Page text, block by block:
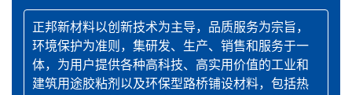
正邦新材料以创新技术为主导，品质服务为宗旨，
环境保护为准则，集研发、生产、销售和服务于一
体，为用户提供各种高科技、高实用价值的工业和
建筑用途胶粘剂以及环保型路桥铺设材料，包括热